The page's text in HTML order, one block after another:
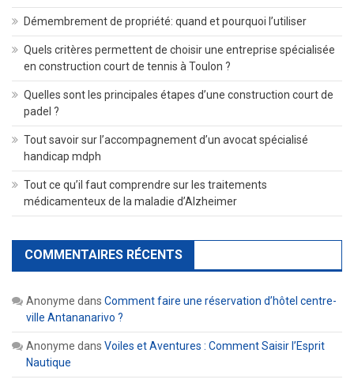
Démembrement de propriété: quand et pourquoi l’utiliser
Quels critères permettent de choisir une entreprise spécialisée
en construction court de tennis à Toulon ?
Quelles sont les principales étapes d’une construction court de
padel ?
Tout savoir sur l’accompagnement d’un avocat spécialisé
handicap mdph
Tout ce qu’il faut comprendre sur les traitements
médicamenteux de la maladie d’Alzheimer
COMMENTAIRES RÉCENTS
Anonyme dans Comment faire une réservation d’hôtel centre-
ville Antananarivo ?
Anonyme dans Voiles et Aventures : Comment Saisir l’Esprit
Nautique